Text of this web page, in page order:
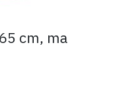
cm, ma